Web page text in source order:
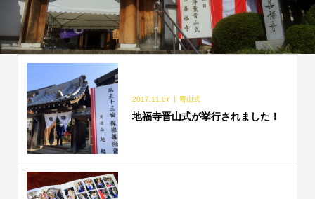
2017.11.07 晋山式
地福寺晋山式が挙行されました！